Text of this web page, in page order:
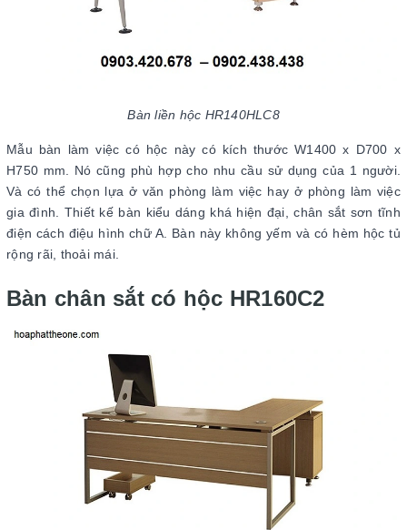
Bàn liền hộc HR140HLC8
Mẫu bàn làm việc có hộc này có kích thước W1400 x D700 x
H750 mm. Nó cũng phù hợp cho nhu cầu sử dụng của 1 người.
Và có thể chọn lựa ở văn phòng làm việc hay ở phòng làm việc
gia đình. Thiết kế bàn kiểu dáng khá hiện đại, chân sắt sơn tĩnh
điện cách điệu hình chữ A. Bàn này không yếm và có hèm hộc tủ
rộng rãi, thoải mái.
Bàn chân sắt có hộc HR160C2